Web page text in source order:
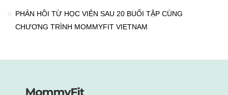
PHẢN HỒI TỪ HỌC VIÊN SAU 20 BUỔI TẬP CÙNG
CHƯƠNG TRÌNH MOMMYFIT VIETNAM